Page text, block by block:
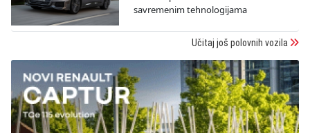
savremenim tehnologijama
Učitaj još polovnih vozila